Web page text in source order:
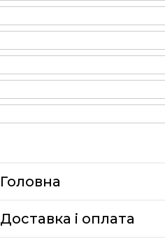
Головна
Доставка i оплата